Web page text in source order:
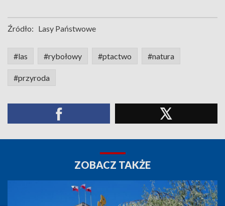
Źródło: Lasy Państwowe
#las #rybołowy #ptactwo #natura
#przyroda
ZOBACZ TAKŻE